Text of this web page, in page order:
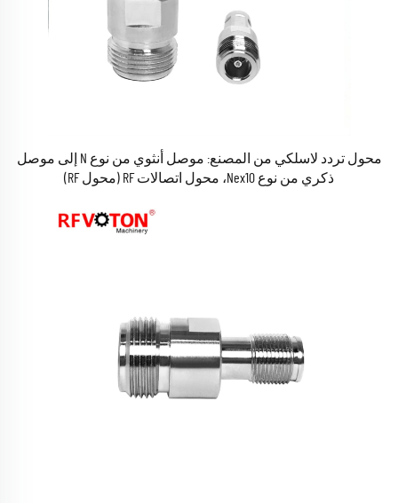
محول تردد لاسلكي من المصنع: موصل أنثوي من نوع N إلى موصل
ذكري من نوع Nex10، محول اتصالات RF (محول RF)